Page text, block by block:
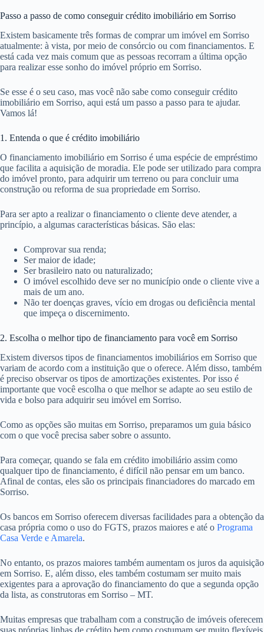
Passo a passo de como conseguir crédito imobiliário em Sorriso
Existem basicamente três formas de comprar um imóvel em Sorriso
atualmente: à vista, por meio de consórcio ou com financiamentos. E
está cada vez mais comum que as pessoas recorram a última opção
para realizar esse sonho do imóvel próprio em Sorriso.
Se esse é o seu caso, mas você não sabe como conseguir crédito
imobiliário em Sorriso, aqui está um passo a passo para te ajudar.
Vamos lá!
1. Entenda o que é crédito imobiliário
O financiamento imobiliário em Sorriso é uma espécie de empréstimo
que facilita a aquisição de moradia. Ele pode ser utilizado para compra
do imóvel pronto, para adquirir um terreno ou para concluir uma
construção ou reforma de sua propriedade em Sorriso.
Para ser apto a realizar o financiamento o cliente deve atender, a
princípio, a algumas características básicas. São elas:
Comprovar sua renda;
Ser maior de idade;
Ser brasileiro nato ou naturalizado;
O imóvel escolhido deve ser no município onde o cliente vive a
mais de um ano.
Não ter doenças graves, vício em drogas ou deficiência mental
que impeça o discernimento.
2. Escolha o melhor tipo de financiamento para você em Sorriso
Existem diversos tipos de financiamentos imobiliários em Sorriso que
variam de acordo com a instituição que o oferece. Além disso, também
é preciso observar os tipos de amortizações existentes. Por isso é
importante que você escolha o que melhor se adapte ao seu estilo de
vida e bolso para adquirir seu imóvel em Sorriso.
Como as opções são muitas em Sorriso, preparamos um guia básico
com o que você precisa saber sobre o assunto.
Para começar, quando se fala em crédito imobiliário assim como
qualquer tipo de financiamento, é difícil não pensar em um banco.
Afinal de contas, eles são os principais financiadores do marcado em
Sorriso.
Os bancos em Sorriso oferecem diversas facilidades para a obtenção da
casa própria como o uso do FGTS, prazos maiores e até o Programa
Casa Verde e Amarela.
No entanto, os prazos maiores também aumentam os juros da aquisição
em Sorriso. E, além disso, eles também costumam ser muito mais
exigentes para a aprovação do financiamento do que a segunda opção
da lista, as construtoras em Sorriso – MT.
Muitas empresas que trabalham com a construção de imóveis oferecem
suas próprias linhas de crédito bem como costumam ser muito flexíveis